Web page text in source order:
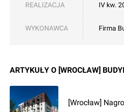
REALIZACJA IV kw.
WYKONAWCA Firma
ARTYKUŁY O [WROCŁAW]
[Wrocław]